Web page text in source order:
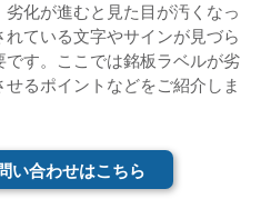
化が進むと見た目が汚くなっ
ている文字やサインが見づら
です。ここでは銘板ラベルが劣
るポイントなどをご紹介しま
い合わせはこちら